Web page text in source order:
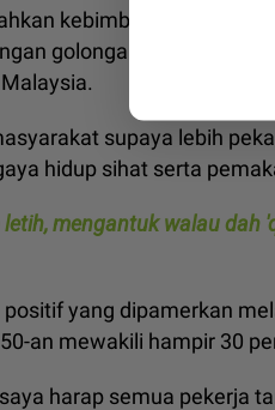
kebimbangan
golongan muda
supaya lebih
hidup sihat serta
mengantuk walau dah
yang dipamerkan
an mewakili hampir 30
harap semua pekerja